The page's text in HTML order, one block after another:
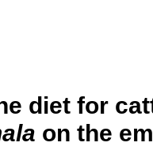
diet for
on the